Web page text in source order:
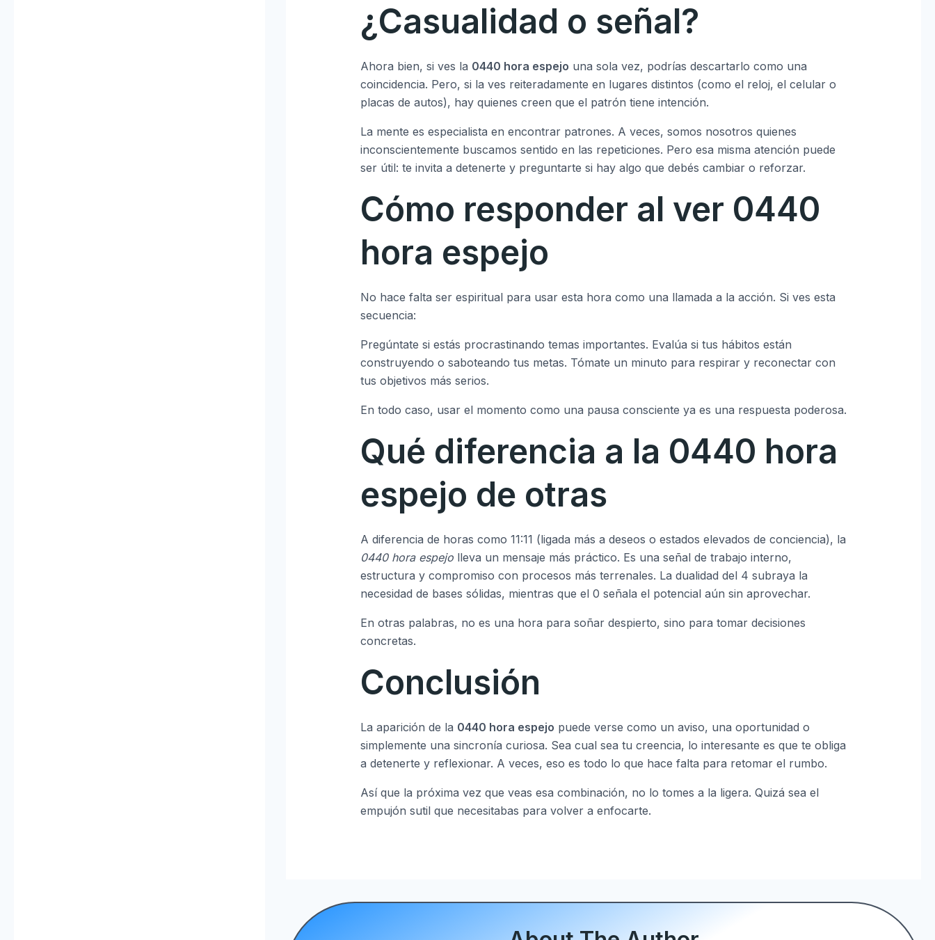
¿Casualidad o señal?
Ahora bien, si ves la 0440 hora espejo una sola vez, podrías descartarlo como una
coincidencia. Pero, si la ves reiteradamente en lugares distintos (como el reloj, el celular o
placas de autos), hay quienes creen que el patrón tiene intención.
La mente es especialista en encontrar patrones. A veces, somos nosotros quienes
inconscientemente buscamos sentido en las repeticiones. Pero esa misma atención puede
ser útil: te invita a detenerte y preguntarte si hay algo que debés cambiar o reforzar.
Cómo responder al ver 0440
hora espejo
No hace falta ser espiritual para usar esta hora como una llamada a la acción. Si ves esta
secuencia:
Pregúntate si estás procrastinando temas importantes. Evalúa si tus hábitos están
construyendo o saboteando tus metas. Tómate un minuto para respirar y reconectar con
tus objetivos más serios.
En todo caso, usar el momento como una pausa consciente ya es una respuesta poderosa.
Qué diferencia a la 0440 hora
espejo de otras
A diferencia de horas como 11:11 (ligada más a deseos o estados elevados de conciencia), la
0440 hora espejolleva un mensaje más práctico. Es una señal de trabajo interno,
estructura y compromiso con procesos más terrenales. La dualidad del 4 subraya la
necesidad de bases sólidas, mientras que el 0 señala el potencial aún sin aprovechar.
En otras palabras, no es una hora para soñar despierto, sino para tomar decisiones
concretas.
Conclusión
La aparición de la 0440 hora espejo puede verse como un aviso, una oportunidad o
simplemente una sincronía curiosa. Sea cual sea tu creencia, lo interesante es que te obliga
a detenerte y reflexionar. A veces, eso es todo lo que hace falta para retomar el rumbo.
Así que la próxima vez que veas esa combinación, no lo tomes a la ligera. Quizá sea el
empujón sutil que necesitabas para volver a enfocarte.